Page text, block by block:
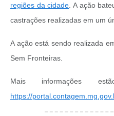
regiões da cidade . A ação
castrações realizadas em um
A ação está sendo realizada
Sem Fronteiras.
Mais informações
https://